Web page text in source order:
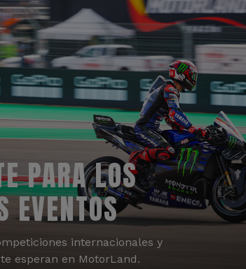
PARA LOS
EVENTOS
internacionales y
esperan en MotorLand.